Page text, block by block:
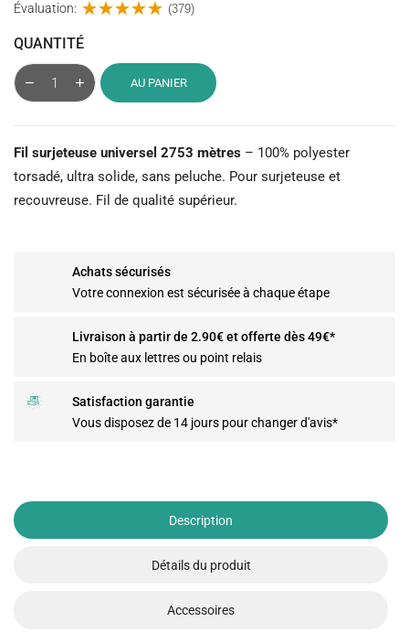
Évaluation: (379)
QUANTITÉ
AU PANIER
Fil surjeteuse universel 2753 mètres – 100% polyester
torsadé, ultra solide, sans peluche. Pour surjeteuse et
recouvreuse. Fil de qualité supérieur.
Achats sécurisés
Votre connexion est sécurisée à chaque étape
Livraison à partir de 2.90€ et offerte dès 49€*
En boîte aux lettres ou point relais
Satisfaction garantie
Vous disposez de 14 jours pour changer d'avis*
Description
Détails du produit
Accessoires